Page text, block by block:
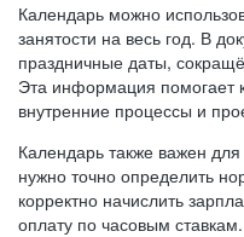
Календарь можно
занятости на весь год. В
праздничные даты,
Эта информация помогает
внутренние процессы и
Календарь также важен
нужно точно определить
корректно начислить
оплату по часовым ставкам.